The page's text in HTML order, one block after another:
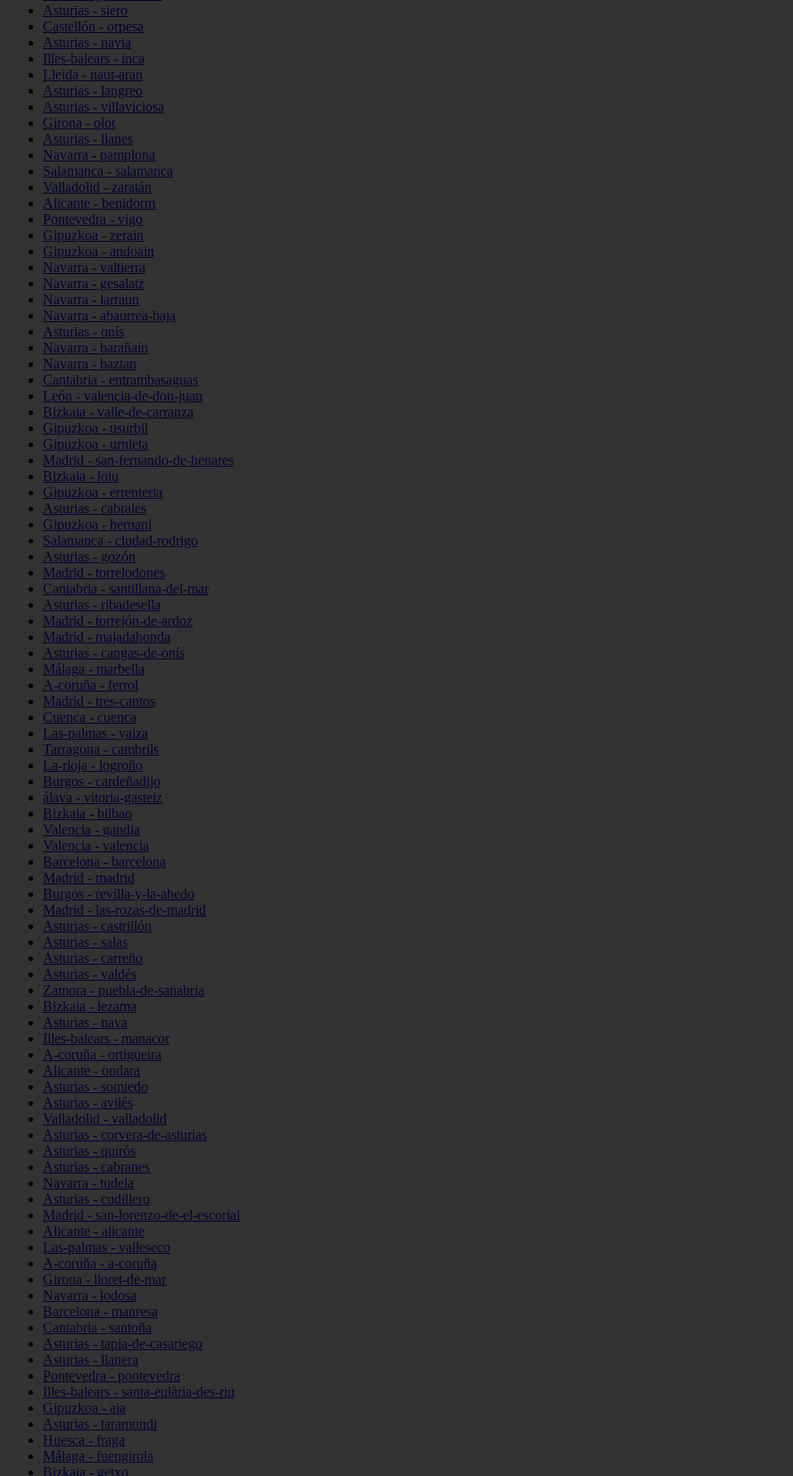
Asturias - siero
Castellón - orpesa
Asturias - navia
Illes-balears - inca
Lleida - naut-aran
Asturias - langreo
Asturias - villaviciosa
Girona - olot
Asturias - llanes
Navarra - pamplona
Salamanca - salamanca
Valladolid - zaratán
Alicante - benidorm
Pontevedra - vigo
Gipuzkoa - zerain
Gipuzkoa - andoain
Navarra - valtierra
Navarra - gesalatz
Navarra - larraun
Navarra - abaurrea-baja
Asturias - onís
Navarra - barañain
Navarra - baztan
Cantabria - entrambasaguas
León - valencia-de-don-juan
Bizkaia - valle-de-carranza
Gipuzkoa - usurbil
Gipuzkoa - urnieta
Madrid - san-fernando-de-henares
Bizkaia - loiu
Gipuzkoa - errenteria
Asturias - cabrales
Gipuzkoa - hernani
Salamanca - ciudad-rodrigo
Asturias - gozón
Madrid - torrelodones
Cantabria - santillana-del-mar
Asturias - ribadesella
Madrid - torrejón-de-ardoz
Madrid - majadahonda
Asturias - cangas-de-onís
Málaga - marbella
A-coruña - ferrol
Madrid - tres-cantos
Cuenca - cuenca
Las-palmas - yaiza
Tarragona - cambrils
La-rioja - logroño
Burgos - cardeñadijo
álava - vitoria-gasteiz
Bizkaia - bilbao
Valencia - gandia
Valencia - valencia
Barcelona - barcelona
Madrid - madrid
Burgos - revilla-y-la-ahedo
Madrid - las-rozas-de-madrid
Asturias - castrillón
Asturias - salas
Asturias - carreño
Asturias - valdés
Zamora - puebla-de-sanabria
Bizkaia - lezama
Asturias - nava
Illes-balears - manacor
A-coruña - ortigueira
Alicante - ondara
Asturias - somiedo
Asturias - avilés
Valladolid - valladolid
Asturias - corvera-de-asturias
Asturias - quirós
Asturias - cabranes
Navarra - tudela
Asturias - cudillero
Madrid - san-lorenzo-de-el-escorial
Alicante - alicante
Las-palmas - valleseco
A-coruña - a-coruña
Girona - lloret-de-mar
Navarra - lodosa
Barcelona - manresa
Cantabria - santoña
Asturias - tapia-de-casariego
Asturias - llanera
Pontevedra - pontevedra
Illes-balears - santa-eulària-des-riu
Gipuzkoa - aia
Asturias - taramundi
Huesca - fraga
Málaga - fuengirola
Bizkaia - getxo